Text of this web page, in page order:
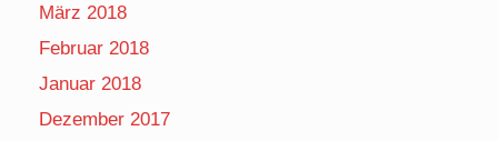
März 2018
Februar 2018
Januar 2018
Dezember 2017